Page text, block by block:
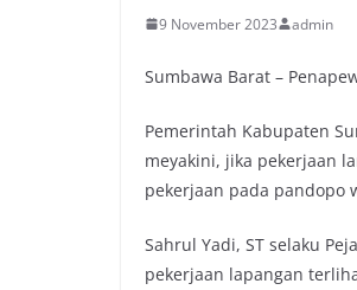
9 November 2023 admin
Sumbawa Barat –
Pemerintah Kabupaten
meyakini, jika pekerjaan
pekerjaan pada pandopo
Sahrul Yadi, ST selaku
pekerjaan lapangan